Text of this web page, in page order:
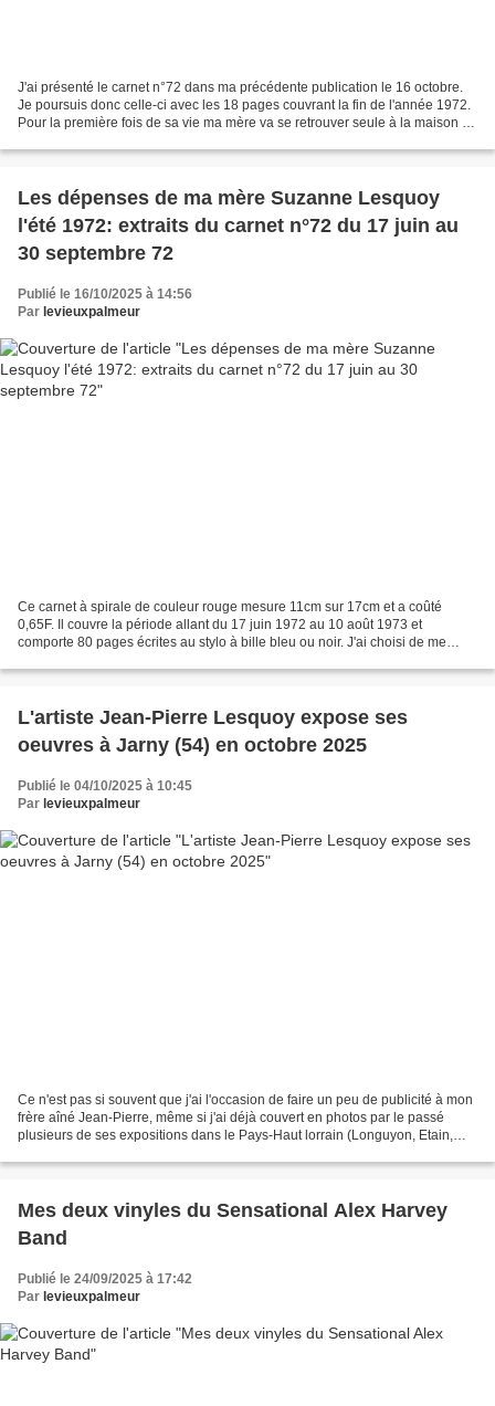
J'ai présenté le carnet n°72 dans ma précédente publication le 16 octobre.
Je poursuis donc celle-ci avec les 18 pages couvrant la fin de l'année 1972.
Pour la première fois de sa vie ma mère va se retrouver seule à la maison la
Les dépenses de ma mère Suzanne Lesquoy
l'été 1972: extraits du carnet n°72 du 17 juin au
30 septembre 72
Publié le 16/10/2025 à 14:56
Par levieuxpalmeur
Ce carnet à spirale de couleur rouge mesure 11cm sur 17cm et a coûté
0,65F. Il couvre la période allant du 17 juin 1972 au 10 août 1973 et
comporte 80 pages écrites au stylo à bille bleu ou noir. J'ai choisi de me
L'artiste Jean-Pierre Lesquoy expose ses
oeuvres à Jarny (54) en octobre 2025
Publié le 04/10/2025 à 10:45
Par levieuxpalmeur
Ce n'est pas si souvent que j'ai l'occasion de faire un peu de publicité à mon
frère aîné Jean-Pierre, même si j'ai déjà couvert en photos par le passé
plusieurs de ses expositions dans le Pays-Haut lorrain (Longuyon, Etain,
Mes deux vinyles du Sensational Alex Harvey
Band
Publié le 24/09/2025 à 17:42
Par levieuxpalmeur